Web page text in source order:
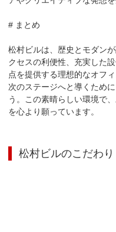
# まとめ
松村ビルは、歴史とモダン
クセスの利便性、充実した
点を提供する理想的なオフ
次のステージへと導くため
う。この素晴らしい環境で
を心より願っています。
松村ビルのこだわり